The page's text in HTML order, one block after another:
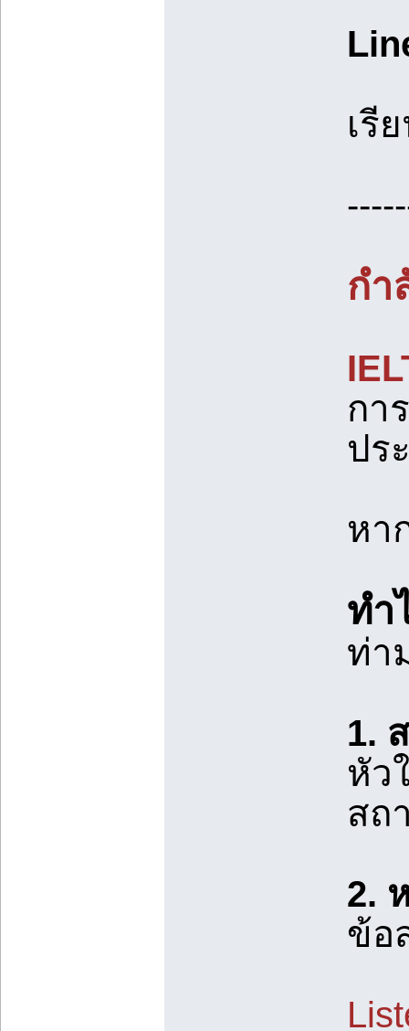
เรี
กำ
กา
ปร
หา
ทำ
ท่า
1.
หัว
สถ
2.
ข้อ